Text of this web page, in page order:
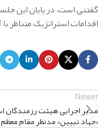
گفتنی است، در پایان این
اقدامات استراتژیک متناظر
Newer
مدیر اجرایی هیئت رزمندگان
«جهاد تبیین» مدنظر مقام